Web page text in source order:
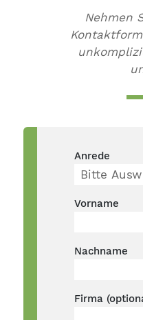
Top-Themen
Nehmen
Anrede
Vorname
Nachname
Firma